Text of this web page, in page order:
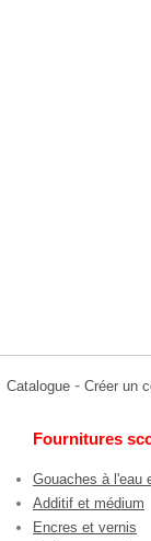
Catalogue - Créer un
Fournitures
Gouaches à l'eau
Additif et médium
Encres et vernis